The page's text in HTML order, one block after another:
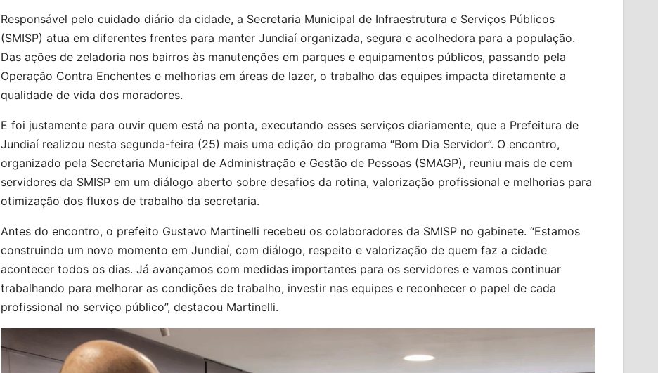
Responsável pelo cuidado diário da cidade, a Secretaria Municipal de Infraestrutura e Serviços Públicos
(SMISP) atua em diferentes frentes para manter Jundiaí organizada, segura e acolhedora para a população.
Das ações de zeladoria nos bairros às manutenções em parques e equipamentos públicos, passando pela
Operação Contra Enchentes e melhorias em áreas de lazer, o trabalho das equipes impacta diretamente a
qualidade de vida dos moradores.
E foi justamente para ouvir quem está na ponta, executando esses serviços diariamente, que a Prefeitura de
Jundiaí realizou nesta segunda-feira (25) mais uma edição do programa “Bom Dia Servidor”. O encontro,
organizado pela Secretaria Municipal de Administração e Gestão de Pessoas (SMAGP), reuniu mais de cem
servidores da SMISP em um diálogo aberto sobre desafios da rotina, valorização profissional e melhorias para
otimização dos fluxos de trabalho da secretaria.
Antes do encontro, o prefeito Gustavo Martinelli recebeu os colaboradores da SMISP no gabinete. “Estamos
construindo um novo momento em Jundiaí, com diálogo, respeito e valorização de quem faz a cidade
acontecer todos os dias. Já avançamos com medidas importantes para os servidores e vamos continuar
trabalhando para melhorar as condições de trabalho, investir nas equipes e reconhecer o papel de cada
profissional no serviço público”, destacou Martinelli.